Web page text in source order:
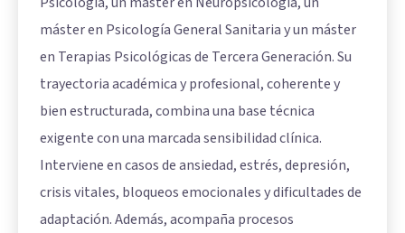
máster en Psicología General Sanitaria y un máster
en Terapias Psicológicas de Tercera Generación. Su
trayectoria académica y profesional, coherente y
bien estructurada, combina una base técnica
exigente con una marcada sensibilidad clínica.
Interviene en casos de ansiedad, estrés, depresión,
crisis vitales, bloqueos emocionales y dificultades de
adaptación. Además, acompaña procesos